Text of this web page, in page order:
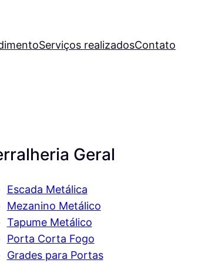
Serviços realizadosContato
Geral
Escada Metálica
Mezanino Metálico
Tapume Metálico
Porta Corta Fogo
Grades para Portas